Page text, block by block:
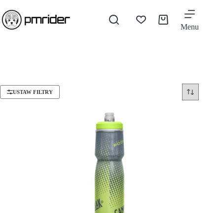
Menu
USTAW FILTRY